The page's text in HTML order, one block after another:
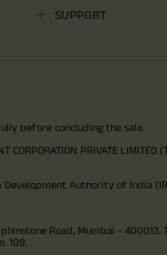
SUPPORT
before concluding the sale.
PRIVATE
Authority of India
Road, Mumbai - 400013.
109.